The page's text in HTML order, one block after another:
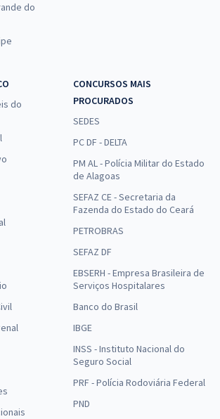
do
do
CONCURSOS MAIS
PROCURADOS
SEDES
PC DF - DELTA
PM AL - Polícia Militar do Estado
de Alagoas
SEFAZ CE - Secretaria da
Fazenda do Estado do Ceará
PETROBRAS
SEFAZ DF
EBSERH - Empresa Brasileira de
Serviços Hospitalares
Banco do Brasil
IBGE
INSS - Instituto Nacional do
Seguro Social
PRF - Polícia Rodoviária Federal
PND